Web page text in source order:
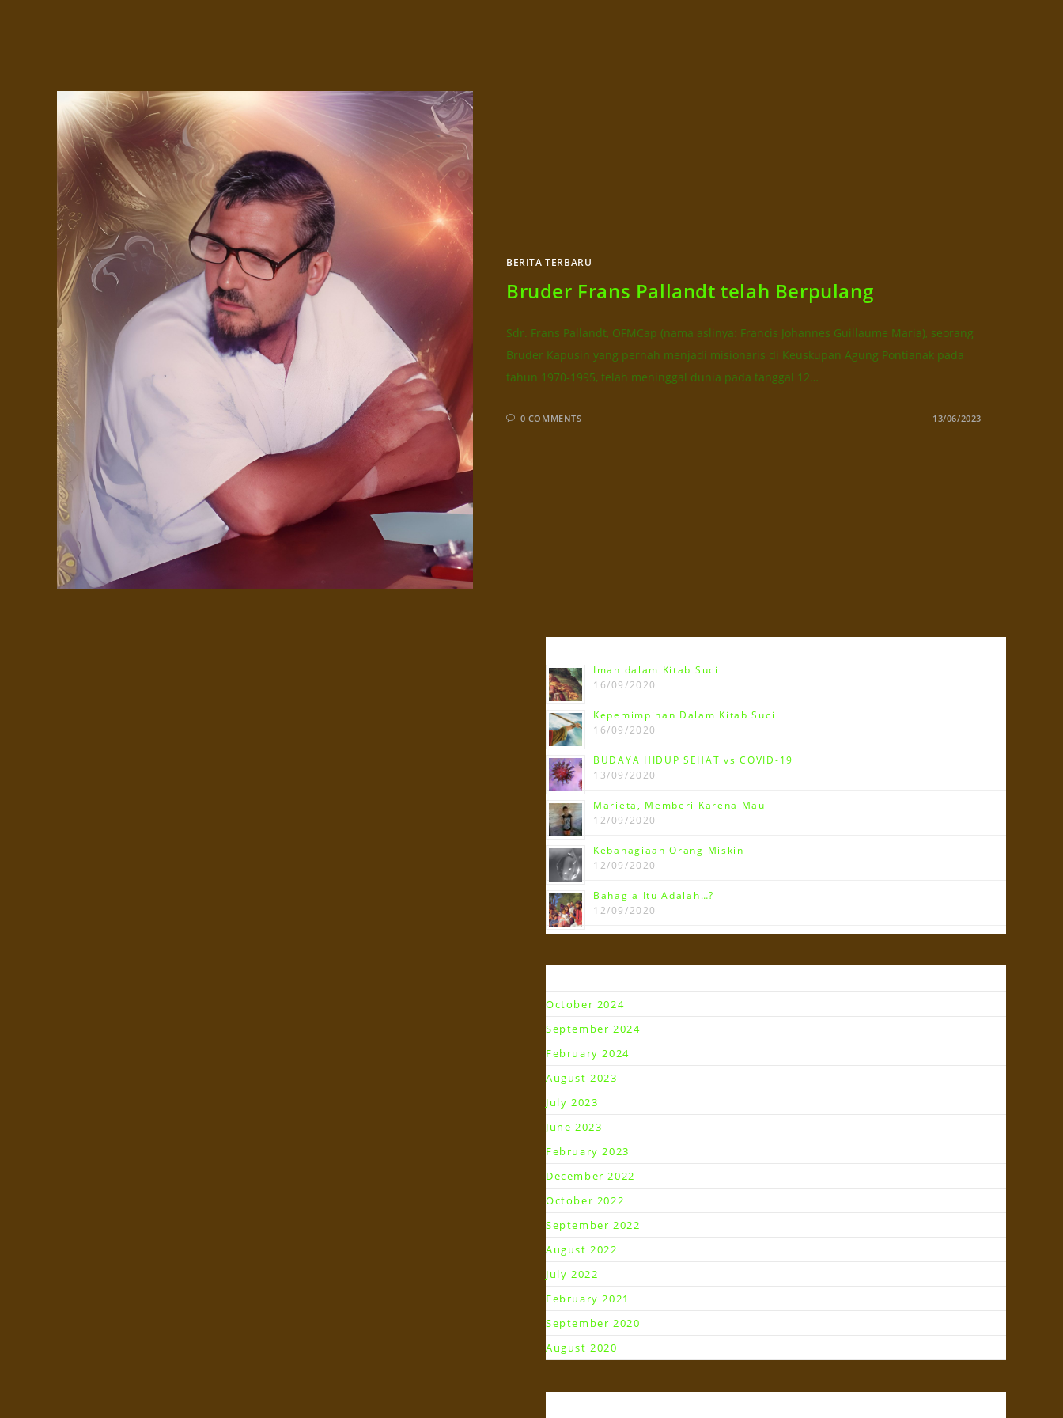
BERITA TERBARU
Bruder Frans Pallandt telah Berpulang
Sdr. Frans Pallandt, OFMCap (nama aslinya: Francis Johannes Guillaume Maria), seorang
Bruder Kapusin yang pernah menjadi misionaris di Keuskupan Agung Pontianak pada
tahun 1970-1995, telah meninggal dunia pada tanggal 12…
0 COMMENTS 13/06/2023
Terbaru!!!
Iman dalam Kitab Suci
16/09/2020
Kepemimpinan Dalam Kitab Suci
16/09/2020
BUDAYA HIDUP SEHAT vs COVID-19
13/09/2020
Marieta, Memberi Karena Mau
12/09/2020
Kebahagiaan Orang Miskin
12/09/2020
Bahagia Itu Adalah…?
12/09/2020
Arsip
October 2024
September 2024
February 2024
August 2023
July 2023
June 2023
February 2023
December 2022
October 2022
September 2022
August 2022
July 2022
February 2021
September 2020
August 2020
Kategori